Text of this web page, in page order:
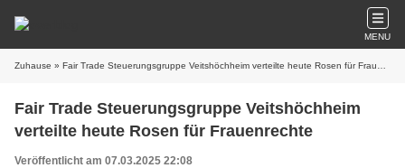
MENU
Zuhause » Fair Trade Steuerungsgruppe Veitshöchheim verteilte heute Rosen für Frauenrechte
Fair Trade Steuerungsgruppe Veitshöchheim
verteilte heute Rosen für Frauenrechte
Veröffentlicht am 07.03.2025 22:08